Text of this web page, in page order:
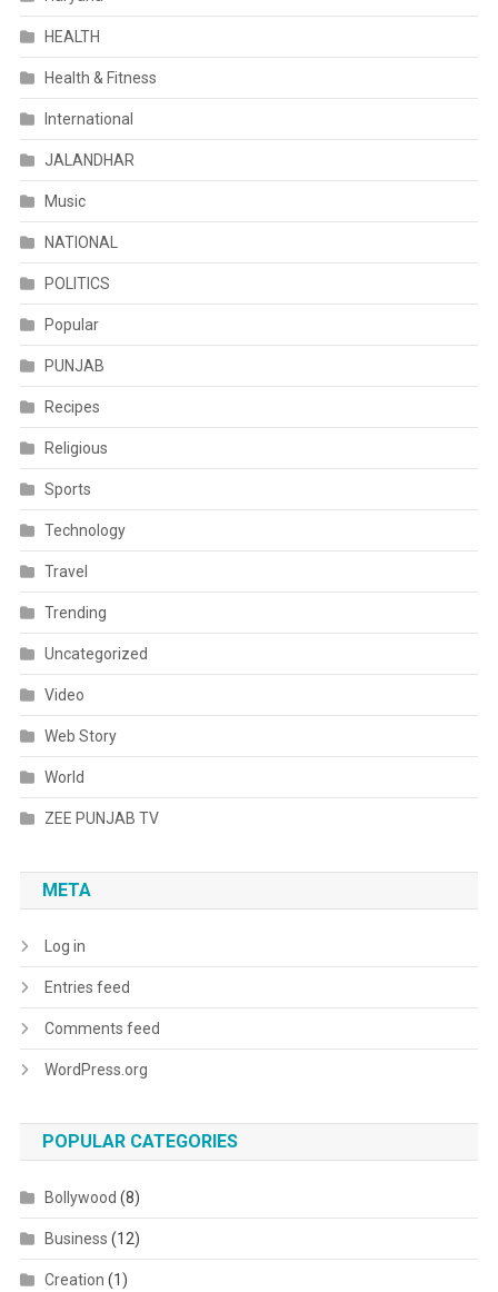
HEALTH
Health & Fitness
International
JALANDHAR
Music
NATIONAL
POLITICS
Popular
PUNJAB
Recipes
Religious
Sports
Technology
Travel
Trending
Uncategorized
Video
Web Story
World
ZEE PUNJAB TV
META
Log in
Entries feed
Comments feed
WordPress.org
POPULAR CATEGORIES
Bollywood (8)
Business (12)
Creation (1)